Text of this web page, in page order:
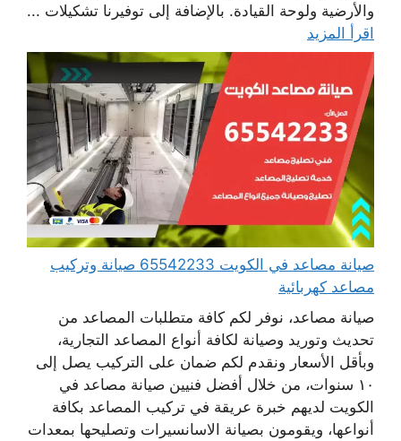
والأرضية ولوحة القيادة. بالإضافة إلى توفيرنا تشكيلات ...
اقرأ المزيد
صيانة مصاعد في الكويت 65542233 صيانة وتركيب
مصاعد كهربائية
صيانة مصاعد، نوفر لكم كافة متطلبات المصاعد من
تحديث وتوريد وصيانة لكافة أنواع المصاعد التجارية،
وبأقل الأسعار ونقدم لكم ضمان على التركيب يصل إلى
١٠ سنوات، من خلال أفضل فنيين صيانة مصاعد في
الكويت لديهم خبرة عريقة في تركيب المصاعد بكافة
أنواعها، ويقومون بصيانة الاسانسيرات وتصليحها بمعدات